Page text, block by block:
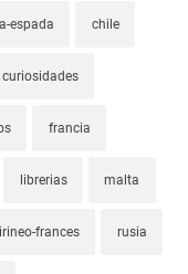
espada chile
curiosidades
francia
librerias malta
frances rusia